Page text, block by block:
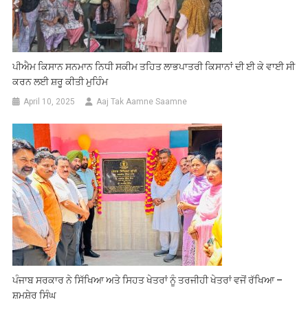
ਪੀਐਮ ਕਿਸਾਨ ਸਨਮਾਨ ਨਿਧੀ ਸਕੀਮ ਤਹਿਤ ਲਾਭਪਾਤਰੀ ਕਿਸਾਨਾਂ ਦੀ ਈ ਕੇ ਵਾਈ ਸੀ
ਕਰਨ ਲਈ ਸ਼ਰੂ ਕੀਤੀ ਮੁਹਿੰਮ
April 10, 2025 Aaj Tak Aamne Saamne
ਪੰਜਾਬ ਸਰਕਾਰ ਨੇ ਸਿੱਖਿਆ ਅਤੇ ਸਿਹਤ ਖੇਤਰਾਂ ਨੂੰ ਤਰਜੀਹੀ ਖੇਤਰਾਂ ਵਜੋਂ ਰੱਖਿਆ –
ਸ਼ਮਸ਼ੇਰ ਸਿੰਘ